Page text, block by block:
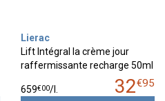
Lierac
Lift Intégral la crème jour
raffermissante recharge 50ml
32€95
659€00/